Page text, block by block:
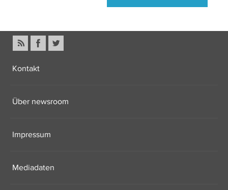
Kontakt
Über newsroom
Impressum
Mediadaten